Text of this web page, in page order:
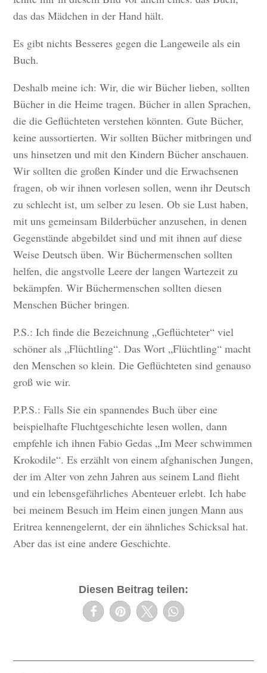
das das Mädchen in der Hand hält.
Es gibt nichts Besseres gegen die Langeweile als ein
Buch.
Deshalb meine ich: Wir, die wir Bücher lieben, sollten
Bücher in die Heime tragen. Bücher in allen Sprachen,
die die Geflüchteten verstehen könnten. Gute Bücher,
keine aussortierten. Wir sollten Bücher mitbringen und
uns hinsetzen und mit den Kindern Bücher anschauen.
Wir sollten die großen Kinder und die Erwachsenen
fragen, ob wir ihnen vorlesen sollen, wenn ihr Deutsch
zu schlecht ist, um selber zu lesen. Ob sie Lust haben,
mit uns gemeinsam Bilderbücher anzusehen, in denen
Gegenstände abgebildet sind und mit ihnen auf diese
Weise Deutsch üben. Wir Büchermenschen sollten
helfen, die angstvolle Leere der langen Wartezeit zu
bekämpfen. Wir Büchermenschen sollten diesen
Menschen Bücher bringen.
P.S.: Ich finde die Bezeichnung „Geflüchteter“ viel
schöner als „Flüchtling“. Das Wort „Flüchtling“ macht
den Menschen so klein. Die Geflüchteten sind genauso
groß wie wir.
P.P.S.: Falls Sie ein spannendes Buch über eine
beispielhafte Fluchtgeschichte lesen wollen, dann
empfehle ich ihnen Fabio Gedas „Im Meer schwimmen
Krokodile“. Es erzählt von einem afghanischen Jungen,
der im Alter von zehn Jahren aus seinem Land flieht
und ein lebensgefährliches Abenteuer erlebt. Ich habe
bei meinem Besuch im Heim einen jungen Mann aus
Eritrea kennengelernt, der ein ähnliches Schicksal hat.
Aber das ist eine andere Geschichte.
Diesen Beitrag teilen: